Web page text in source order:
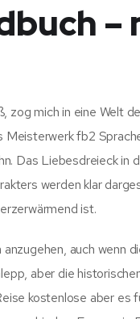
mich in eine Welt
Meisterwerk fb2
Das Liebesdreieck in
werden klar
ist.
auch wenn
aber die
kostenlose aber